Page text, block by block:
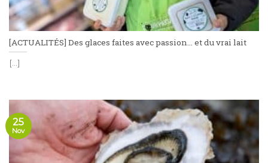
[ACTUALITÉS] Des glaces faites avec passion… et du vrai lait
[...]
25
Nov